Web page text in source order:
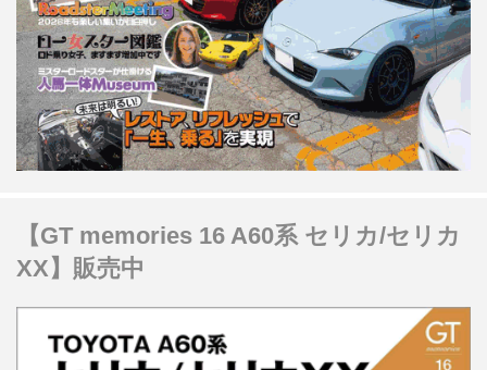
【GT memories 16 A60系 セリカ/セリカ
XX】販売中